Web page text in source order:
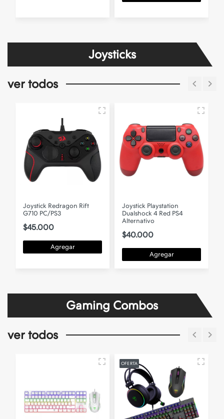
Joysticks
ver todos
Joystick Redragon Rift
G710 PC/PS3
$45.000
Agregar
Joystick Playstation
Dualshock 4 Red PS4
Alternativo
$40.000
Agregar
Gaming Combos
ver todos
OFERTA